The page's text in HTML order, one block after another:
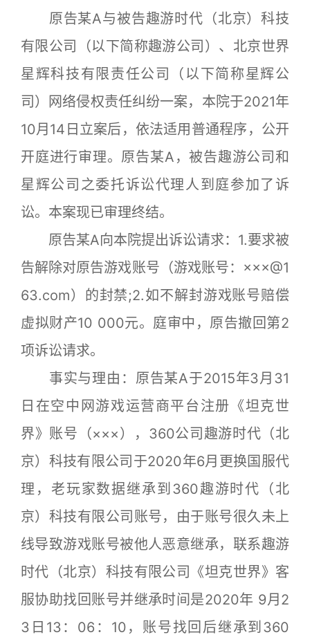
原告某A与被告趣游时代（北京）科技
有限公司（以下简称趣游公司）、北京世界
星辉科技有限责任公司（以下简称星辉公
司）网络侵权责任纠纷一案，本院于2021年
10月14日立案后，依法适用普通程序，公开
开庭进行审理。原告某A，被告趣游公司和
星辉公司之委托诉讼代理人到庭参加了诉
讼。本案现已审理终结。
原告某A向本院提出诉讼请求：1.要求被
告解除对原告游戏账号（游戏账号：×××@1
63.com）的封禁;2.如不解封游戏账号赔偿
虚拟财产10 000元。庭审中，原告撤回第2
项诉讼请求。
事实与理由：原告某A于2015年3月31
日在空中网游戏运营商平台注册《坦克世
界》账号（×××），360公司趣游时代（北
京）科技有限公司于2020年6月更换国服代
理，老玩家数据继承到360趣游时代（北
京）科技有限公司账号，由于账号很久未上
线导致游戏账号被他人恶意继承，联系趣游
时代（北京）科技有限公司《坦克世界》客
服协助找回账号并继承时间是2020年 9月2
3日13：06：10，账号找回后继承到360